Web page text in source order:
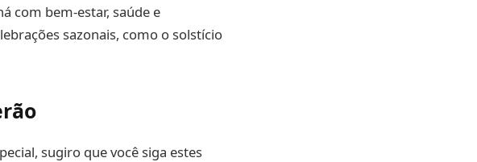
com bem-estar, saúde e
sazonais, como o solstício
sugiro que você siga estes